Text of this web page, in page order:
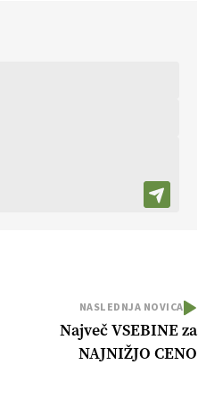
NASLEDNJA NOVICA
Največ VSEBINE za
NAJNIŽJO CENO